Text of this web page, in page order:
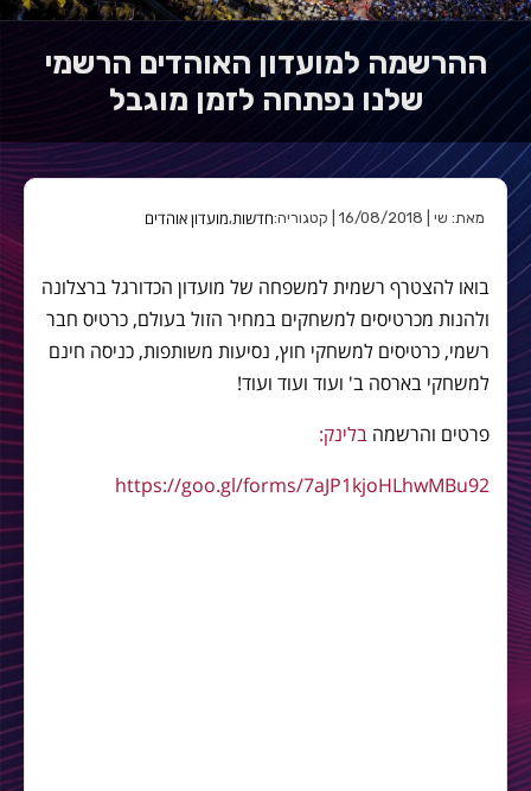
ההרשמה למועדון האוהדים הרשמי
שלנו נפתחה לזמן מוגבל
מאת: שי | 16/08/2018 | קטגוריה: חדשות,מועדון אוהדים
בואו להצטרף רשמית למשפחה של מועדון הכדורגל ברצלונה
ולהנות מכרטיסים למשחקים במחיר הזול בעולם, כרטיס חבר
רשמי, כרטיסים למשחקי חוץ, נסיעות משותפות, כניסה חינם
למשחקי בארסה ב' ועוד ועוד ועוד!
פרטים והרשמה בלינק:
https://goo.gl/forms/7aJP1kjoHLhwMBu92